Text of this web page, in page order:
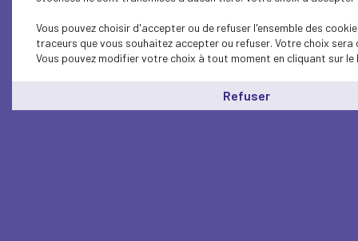
Vous pouvez choisir d'accepter ou de refuser l'ensemble des
traceurs que vous souhaitez accepter ou refuser. Votre choix
Vous pouvez modifier votre choix à tout moment en cliquant sur le
Refuser